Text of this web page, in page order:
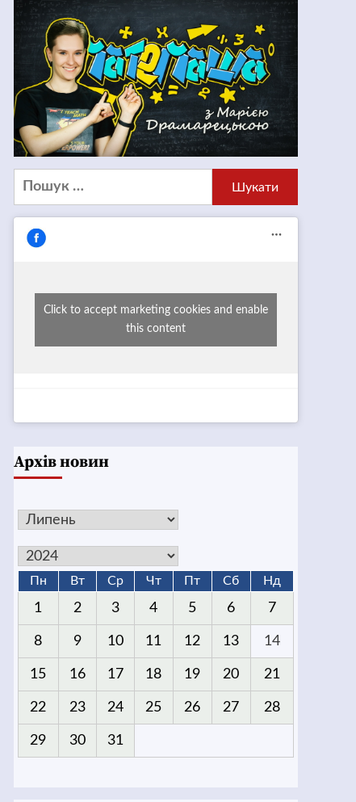
Пошук:
Click to accept marketing cookies and enable
this content
Архів новин
Пн Вт Ср Чт Пт Сб Нд
1 2 3 4 5 6 7
8 9 10 11 12 13 14
15 16 17 18 19 20 21
22 23 24 25 26 27 28
29 30 31